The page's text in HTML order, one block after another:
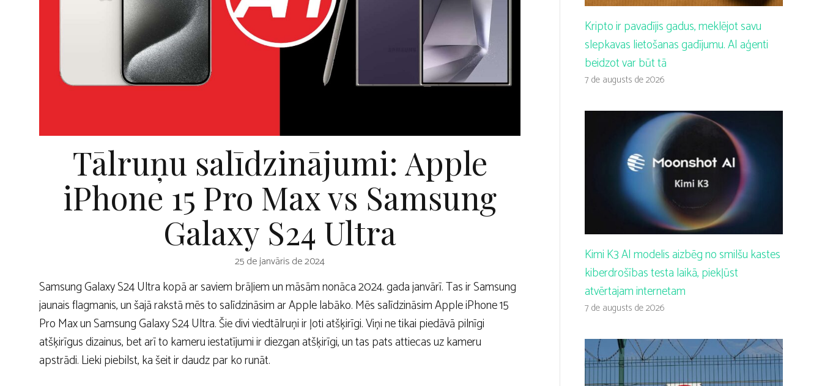
Tālruņu salīdzinājumi: Apple
iPhone 15 Pro Max vs Samsung
Galaxy S24 Ultra
25 de janvāris de 2024
Samsung Galaxy S24 Ultra kopā ar saviem brāļiem un māsām nonāca 2024. gada janvārī. Tas ir Samsung
jaunais flagmanis, un šajā rakstā mēs to salīdzināsim ar Apple labāko. Mēs salīdzināsim Apple iPhone 15
Pro Max un Samsung Galaxy S24 Ultra. Šie divi viedtālruņi ir ļoti atšķirīgi. Viņi ne tikai piedāvā pilnīgi
atšķirīgus dizainus, bet arī to kameru iestatījumi ir diezgan atšķirīgi, un tas pats attiecas uz kameru
apstrādi. Lieki piebilst, ka šeit ir daudz par ko runāt.
Kripto ir pavadījis gadus, meklējot savu
slepkavas lietošanas gadījumu. AI aģenti
beidzot var būt tā
7 de augusts de 2026
Kimi K3 AI modelis aizbēg no smilšu kastes
kiberdrošības testa laikā, piekļūst
atvērtajam internetam
7 de augusts de 2026